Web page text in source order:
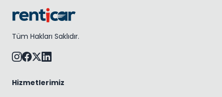
Tüm Hakları Saklıdır.
Hizmetlerimiz